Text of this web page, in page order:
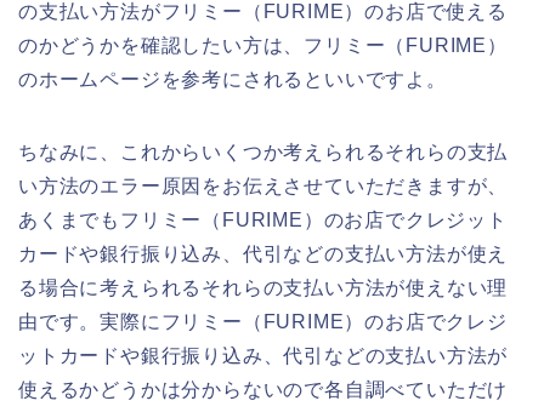
の支払い方法がフリミー（FURIME）のお店で使える
のかどうかを確認したい方は、フリミー（FURIME）
のホームページを参考にされるといいですよ。
ちなみに、これからいくつか考えられるそれらの支払
い方法のエラー原因をお伝えさせていただきますが、
あくまでもフリミー（FURIME）のお店でクレジット
カードや銀行振り込み、代引などの支払い方法が使え
る場合に考えられるそれらの支払い方法が使えない理
由です。実際にフリミー（FURIME）のお店でクレジ
ットカードや銀行振り込み、代引などの支払い方法が
使えるかどうかは分からないので各自調べていただけ